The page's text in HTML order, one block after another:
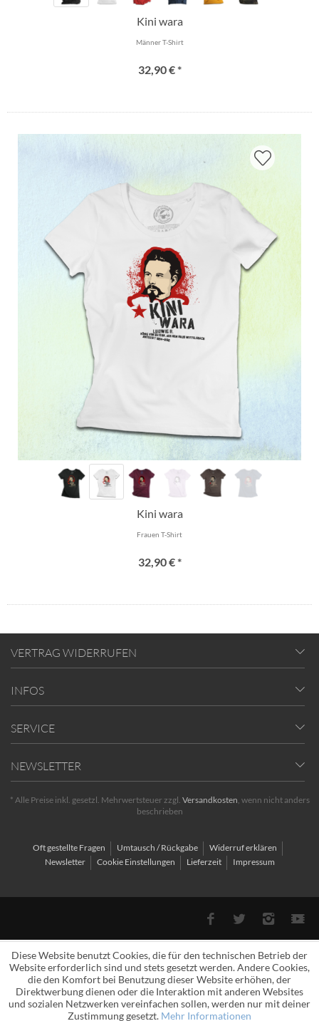
Kini wara
Männer T-Shirt
32,90 € *
Kini wara
Frauen T-Shirt
32,90 € *
VERTRAG WIDERRUFEN
INFOS
SERVICE
NEWSLETTER
* Alle Preise inkl. gesetzl. Mehrwertsteuer zzgl. Versandkosten, wenn nicht anders
beschrieben
Oft gestellte Fragen Umtausch / Rückgabe
Widerruf erklären
Newsletter
Cookie Einstellungen Lieferzeit Impressum
Diese Website benutzt Cookies, die für den technischen Betrieb der
Website erforderlich sind und stets gesetzt werden. Andere Cookies,
die den Komfort bei Benutzung dieser Website erhöhen, der
Direktwerbung dienen oder die Interaktion mit anderen Websites
und sozialen Netzwerken vereinfachen sollen, werden nur mit deiner
Zustimmung gesetzt. Mehr Informationen